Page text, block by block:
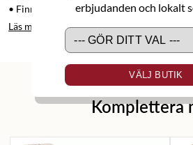
erbjudanden och lokalt
VÄLJ BUTIK
• Finns i olika storlekar
Läs mer
Komplettera